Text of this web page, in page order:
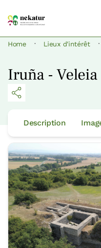
Home · Lieux d'intérêt ·
Iruña - Veleia
Description